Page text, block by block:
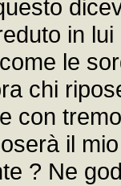
in lui
le
chi
con
il
? Ne